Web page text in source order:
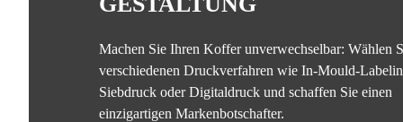
Machen Sie Ihren Koffer unverwechselbar: Wählen
verschiedenen Druckverfahren wie In-Mould-
Siebdruck oder Digitaldruck und schaffen Sie einen
einzigartigen Markenbotschafter.